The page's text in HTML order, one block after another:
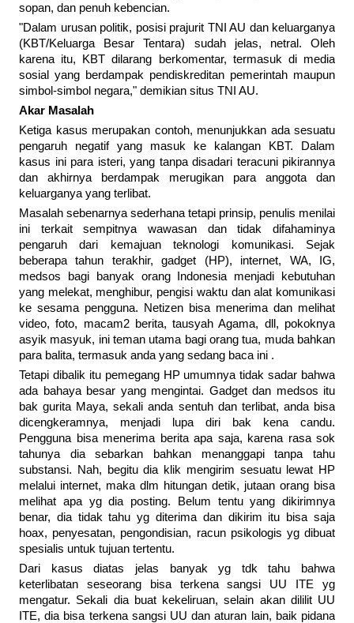
sopan, dan penuh kebencian.
"Dalam urusan politik, posisi prajurit TNI AU dan keluarganya
(KBT/Keluarga Besar Tentara) sudah jelas, netral. Oleh
karena itu, KBT dilarang berkomentar, termasuk di media
sosial yang berdampak pendiskreditan pemerintah maupun
simbol-simbol negara," demikian situs TNI AU.
Akar Masalah
Ketiga kasus merupakan contoh, menunjukkan ada sesuatu
pengaruh negatif yang masuk ke kalangan KBT. Dalam
kasus ini para isteri, yang tanpa disadari teracuni pikirannya
dan akhirnya berdampak merugikan para anggota dan
keluarganya yang terlibat.
Masalah sebenarnya sederhana tetapi prinsip, penulis menilai
ini terkait sempitnya wawasan dan tidak difahaminya
pengaruh dari kemajuan teknologi komunikasi. Sejak
beberapa tahun terakhir, gadget (HP), internet, WA, IG,
medsos bagi banyak orang Indonesia menjadi kebutuhan
yang melekat, menghibur, pengisi waktu dan alat komunikasi
ke sesama pengguna. Netizen bisa menerima dan melihat
video, foto, macam2 berita, tausyah Agama, dll, pokoknya
asyik masyuk, ini teman utama bagi orang tua, muda bahkan
para balita, termasuk anda yang sedang baca ini .
Tetapi dibalik itu pemegang HP umumnya tidak sadar bahwa
ada bahaya besar yang mengintai. Gadget dan medsos itu
bak gurita Maya, sekali anda sentuh dan terlibat, anda bisa
dicengkeramnya, menjadi lupa diri bak kena candu.
Pengguna bisa menerima berita apa saja, karena rasa sok
tahunya dia sebarkan bahkan menanggapi tanpa tahu
substansi. Nah, begitu dia klik mengirim sesuatu lewat HP
melalui internet, maka dlm hitungan detik, jutaan orang bisa
melihat apa yg dia posting. Belum tentu yang dikirimnya
benar, dia tidak tahu yg diterima dan dikirim itu bisa saja
hoax, penyesatan, pengondisian, racun psikologis yg dibuat
spesialis untuk tujuan tertentu.
Dari kasus diatas jelas banyak yg tdk tahu bahwa
keterlibatan seseorang bisa terkena sangsi UU ITE yg
mengatur. Sekali dia buat kekeliruan, selain akan dililit UU
ITE, dia bisa terkena sangsi UU dan aturan lain, baik pidana